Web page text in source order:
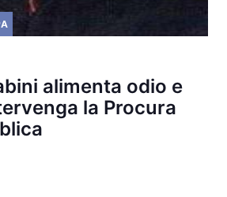
alimenta odio e
la Procura